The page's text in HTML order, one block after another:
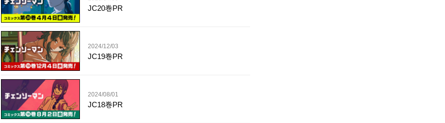
JC20巻PR
2024/12/03
JC19巻PR
2024/08/01
JC18巻PR